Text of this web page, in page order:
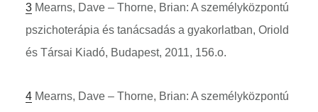
3Mearns, Dave – Thorne, Brian: A személyközpontú
pszichoterápia és tanácsadás a gyakorlatban, Oriold
és Társai Kiadó, Budapest, 2011, 156.o.
4Mearns, Dave – Thorne, Brian: A személyközpontú